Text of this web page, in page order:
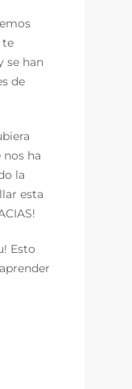
te
se han
de
ha
la
esta
Esto